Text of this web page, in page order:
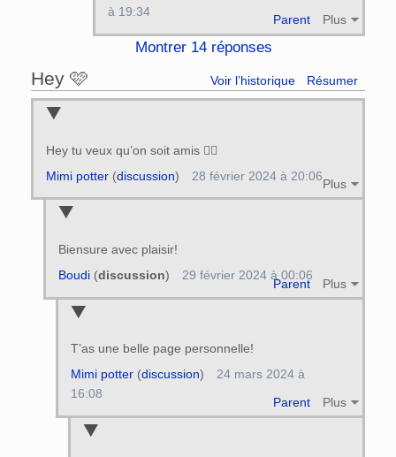
Parent Plus
à 19:34
Montrer 14 réponses
Hey 🩷 Voir l’historique Résumer
Hey tu veux qu’on soit amis 👯‍♂️
Plus
Mimi potter(discussion) 28 février 2024 à 20:06
Biensure avec plaisir!
Parent Plus
Boudi(discussion) 29 février 2024 à 00:06
T’as une belle page personnelle!
Parent Plus
Mimi potter(discussion)
24 mars 2024 à
16:08